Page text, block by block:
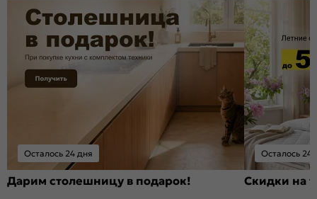
Осталось 24 дня
Дарим столешницу в подарок!
Осталось 24
Скидки на